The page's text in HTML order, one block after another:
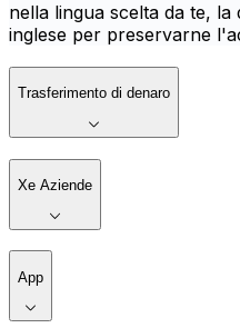
nella lingua scelta da te,
inglese per preservarne
Trasferimento di denaro
Xe Aziende
App